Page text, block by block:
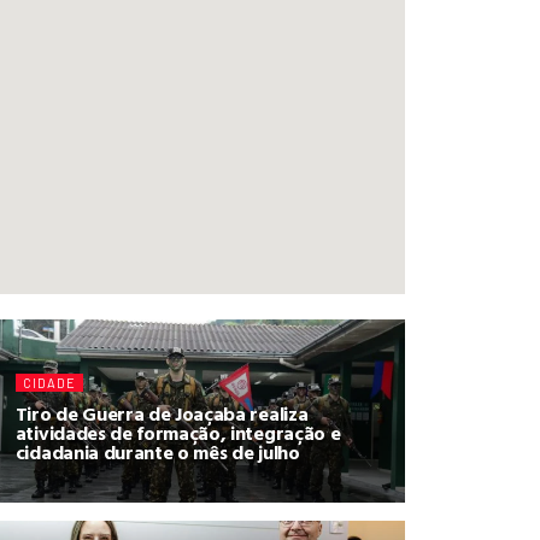
CIDADE
Tiro de Guerra de Joaçaba realiza
atividades de formação, integração e
cidadania durante o mês de julho